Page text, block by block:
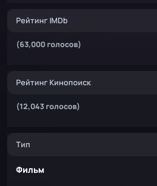
Рейтинг IMDb
(63,000 голосов)
Рейтинг Кинопоиск
(12,043 голосов)
Тип
Фильм